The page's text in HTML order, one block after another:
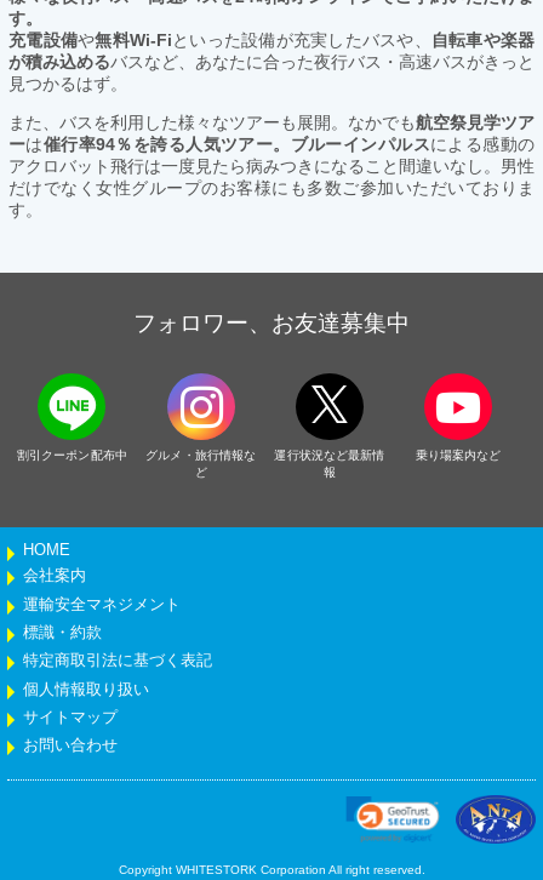
す。
充電設備や無料Wi-Fiといった設備が充実したバスや、
自転車や楽器
が積み込めるバスなど、あなたに合った夜行バス・高速バスがきっと
見つかるはず。
また、バスを利用した様々なツアーも展開。なかでも航空祭見学ツア
ーは催行率94％を誇る人気ツアー。ブルーインパルスによる感動の
アクロバット飛行は一度見たら病みつきになること間違いなし。男性
だけでなく女性グループのお客様にも多数ご参加いただいておりま
す。
フォロワー、お友達募集中
割引クーポン配布中
グルメ・旅行情報な
ど
運行状況など最新情
報
乗り場案内など
HOME
会社案内
運輸安全マネジメント
標識・約款
特定商取引法に基づく表記
個人情報取り扱い
サイトマップ
お問い合わせ
Copyright WHITESTORK Corporation All right reserved.